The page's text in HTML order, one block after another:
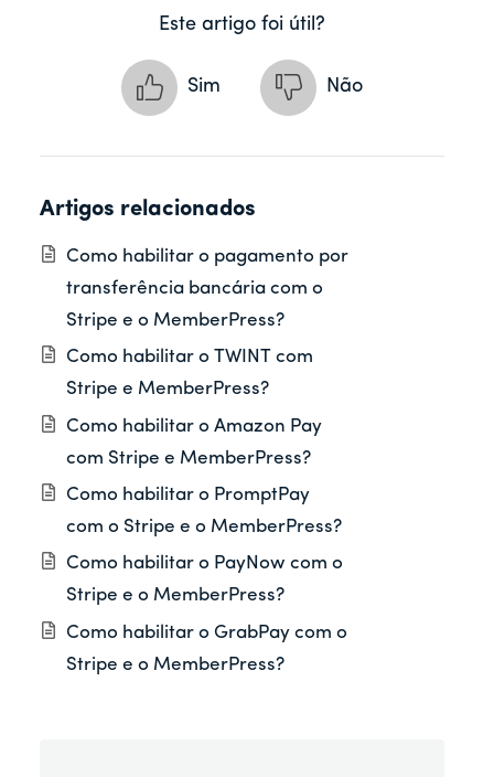
Este artigo foi útil?
Sim Não
Artigos relacionados
Como habilitar o pagamento por
transferência bancária com o
Stripe e o MemberPress?
Como habilitar o TWINT com
Stripe e MemberPress?
Como habilitar o Amazon Pay
com Stripe e MemberPress?
Como habilitar o PromptPay
com o Stripe e o MemberPress?
Como habilitar o PayNow com o
Stripe e o MemberPress?
Como habilitar o GrabPay com o
Stripe e o MemberPress?